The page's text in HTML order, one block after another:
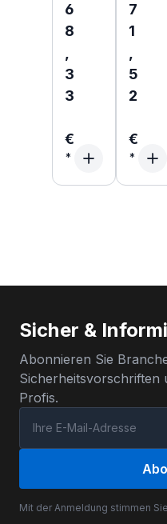
Regulärer Preis:
6
8
3
3
€
7
1
5
2
€
Sicher &
Abonnieren Sie
Sicherheitsvorschriften
Profis.
Mit der Anmeldung stimmen